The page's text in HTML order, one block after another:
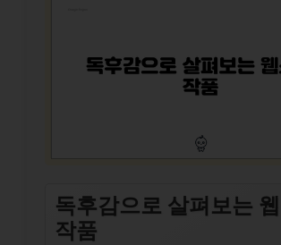
독후감으로 살펴보는
작품